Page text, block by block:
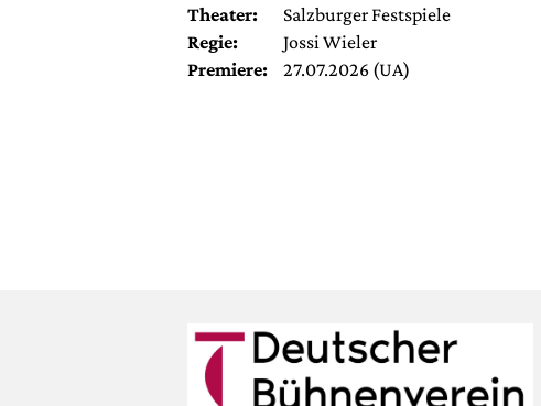
Theater:
Salzburger Festspiele
Regie:
Jossi Wieler
Premiere:
27.07.2026 (UA)